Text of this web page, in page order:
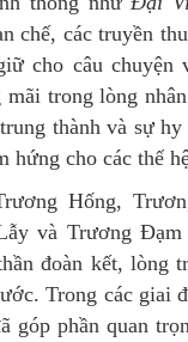
chế, các truyền
cho câu chuyện
mãi trong lòng
thành và sự
hứng cho các thế
Hống,
và Trương
đoàn kết, lòng
Trong các giai
góp phần quan